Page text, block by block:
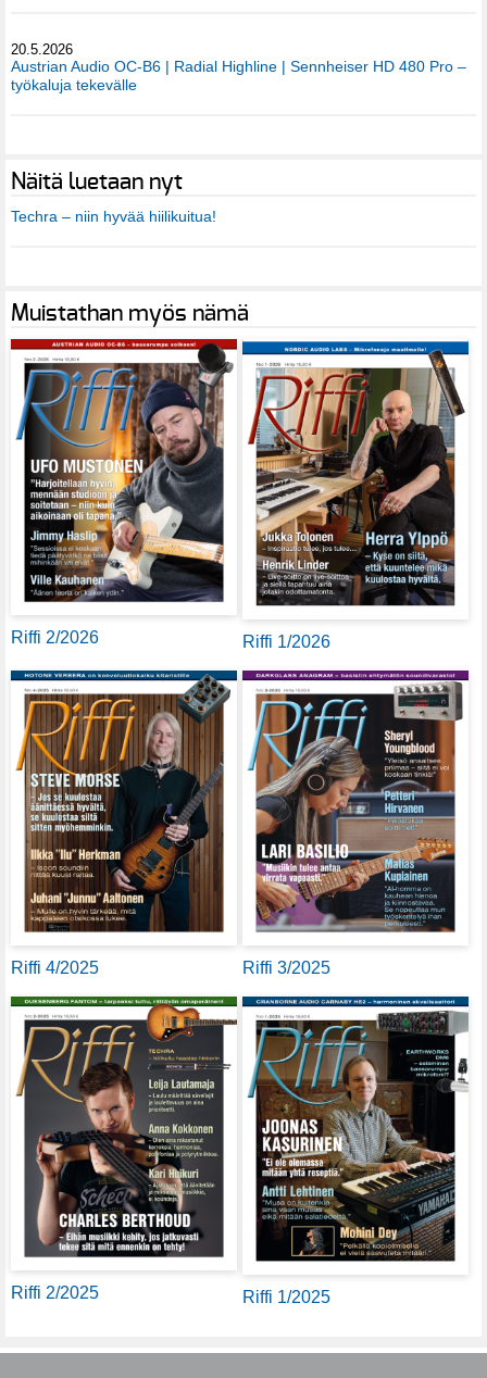
20.5.2026
Austrian Audio OC-B6 | Radial Highline | Sennheiser HD 480 Pro –
työkaluja tekevälle
Näitä luetaan nyt
Techra – niin hyvää hiilikuitua!
Muistathan myös nämä
Riffi 2/2026 Riffi 1/2026
Riffi 4/2025 Riffi 3/2025
Riffi 2/2025 Riffi 1/2025